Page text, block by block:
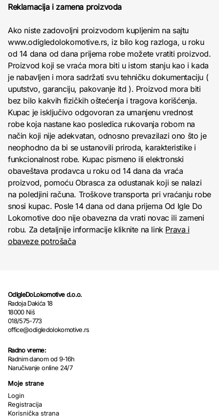
Reklamacija i zamena proizvoda
Ako niste zadovoljni proizvodom kupljenim na sajtu
www.odigledolokomotive.rs, iz bilo kog razloga, u roku
od 14 dana od dana prijema robe možete vratiti proizvod.
Proizvod koji se vraća mora biti u istom stanju kao i kada
je nabavljen i mora sadržati svu tehničku dokumentaciju (
uputstvo, garanciju, pakovanje itd ). Proizvod mora biti
bez bilo kakvih fizičkih oštećenja i tragova korišćenja.
Kupac je isključivo odgovoran za umanjenu vrednost
robe koja nastane kao posledica rukovanja robom na
način koji nije adekvatan, odnosno prevazilazi ono što je
neophodno da bi se ustanovili priroda, karakteristike i
funkcionalnost robe. Kupac pismeno ili elektronski
obaveštava prodavca u roku od 14 dana da vraća
proizvod, pomoću Obrasca za odustanak koji se nalazi
na poledjini računa. Troškove transporta pri vraćanju robe
snosi kupac. Posle 14 dana od dana prijema Od Igle Do
Lokomotive doo nije obavezna da vrati novac ili zameni
robu. Za detaljnije informacije kliknite na link Prava i
obaveze potrošača
OdIgleDoLokomotive d.o.o.
Radoja Dakića 18
18000 Niš
018/575-773
office@odigledolokomotive.rs
Radno vreme:
Radnim danom od 9-16h
Naručivanje online 24/7
Moje strane
Login
Registracija
Korisnička strana